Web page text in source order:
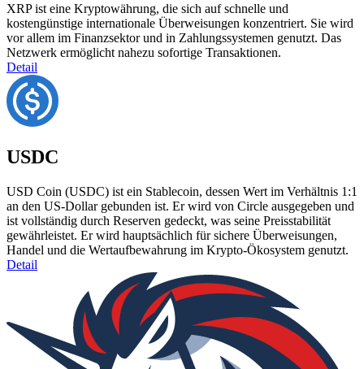
XRP ist eine Kryptowährung, die sich auf schnelle und
kostengünstige internationale Überweisungen konzentriert. Sie wird
vor allem im Finanzsektor und in Zahlungssystemen genutzt. Das
Netzwerk ermöglicht nahezu sofortige Transaktionen.
Detail
USDC
USD Coin (USDC) ist ein Stablecoin, dessen Wert im Verhältnis 1:1
an den US-Dollar gebunden ist. Er wird von Circle ausgegeben und
ist vollständig durch Reserven gedeckt, was seine Preisstabilität
gewährleistet. Er wird hauptsächlich für sichere Überweisungen,
Handel und die Wertaufbewahrung im Krypto-Ökosystem genutzt.
Detail